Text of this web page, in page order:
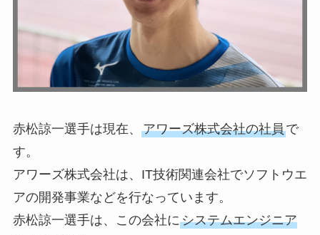
赤松諒一選手は現在、 アワーズ株式会社の社員で
す。
アワーズ株式会社は、IT技術関連会社でソフトウエ
アの開発事業などを行なっています。
赤松諒一選手は、この会社にシステムエンジニア